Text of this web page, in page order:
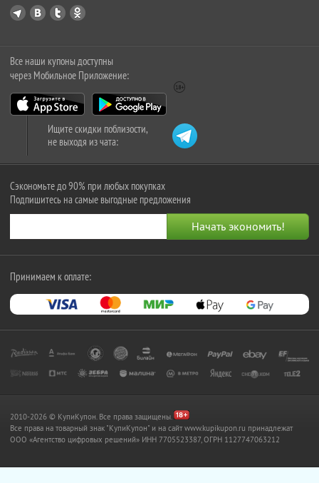
Все наши купоны доступны
через Мобильное Приложение:
Ищите скидки поблизости,
не выходя из чата:
Сэкономьте до 90% при любых покупках
Подпишитесь на самые выгодные предложения
Принимаем к оплате:
2010-2026 © КупиКупон. Все права защищены.
Все права на товарный знак "КупиКупон" и на сайт www.kupikupon.ru принадлежат
OOO «Агентство цифровых решений» ИНН 7705523387, ОГРН 1127747063212